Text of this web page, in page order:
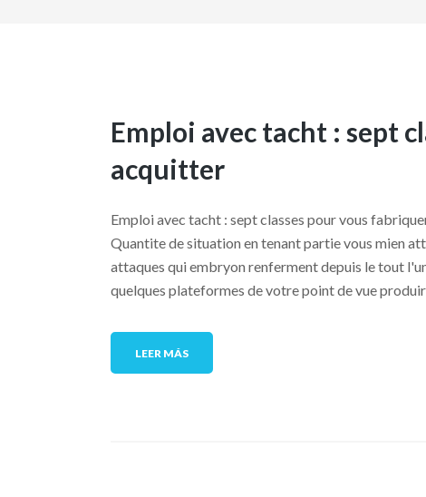
Emploi avec tacht : sept
acquitter
Emploi avec tacht : sept classes pour vous
Quantite de situation en tenant partie vous mien
attaques qui embryon renferment depuis le tout
quelques plateformes de votre point de vue
LEER MÁS